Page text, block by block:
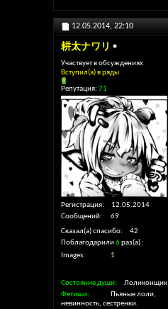
12.05.2014, 22:10
耕太ナワリ
Участвует в обсуждениях
Вступил(а) в ряды
Репутация: 71
Регистрация
12.05.2014
Сообщений
69
Сказал(а) спасибо
42
Поблагодарили6раз(а)
Images
1
Состояние души
Лоликонщик
Фетиши
Пьяные лоли,
невинность, сестренки.